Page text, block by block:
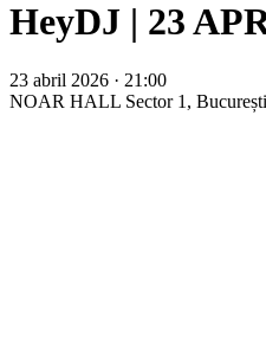
HeyDJ | 23
23 abril 2026 · 21:00
NOAR HALL Sector 1, București